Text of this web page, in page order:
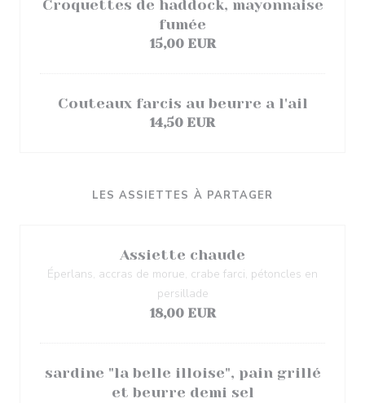
Croquettes de haddock, mayonnaise
fumée
15,00 EUR
Couteaux farcis au beurre a l'ail
14,50 EUR
LES ASSIETTES À PARTAGER
Assiette chaude
Éperlans, accras de morue, crabe farci, pétoncles en
persillade
18,00 EUR
sardine "la belle illoise", pain grillé
et beurre demi sel